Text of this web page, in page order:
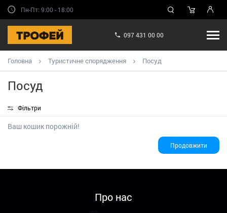
Пн-Пт: 9:00 - 18:00
097 431 00 00
Головна Туристичне спорядження Посуд
Посуд
Фільтри
Ваш кошик порожній!
Продовжити
Про нас